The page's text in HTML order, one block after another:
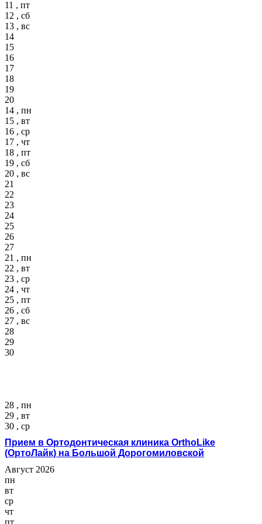
11 , пт
12 , сб
13 , вс
14
15
16
17
18
19
20
14 , пн
15 , вт
16 , ср
17 , чт
18 , пт
19 , сб
20 , вс
21
22
23
24
25
26
27
21 , пн
22 , вт
23 , ср
24 , чт
25 , пт
26 , сб
27 , вс
28
29
30
28 , пн
29 , вт
30 , ср
Прием в Ортодонтическая клиника OrthoLike
(ОртоЛайк) на Большой Дорогомиловской
Август 2026
пн
вт
ср
чт
пт